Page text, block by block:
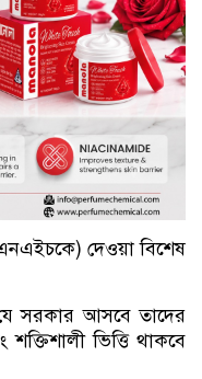
দেওয়া বিশেষ
সরকার আসবে তাদের
ভিত্তি থাকবে